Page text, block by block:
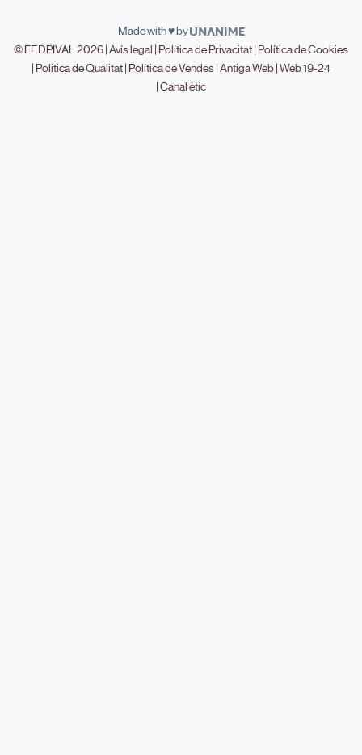
Made with ♥ by
© FEDPIVAL 2026 |Avís legal | Política de Privacitat| Política de Cookies
| Politica de Qualitat| Política de Vendes|Antiga Web|Web 19-24
|Canal ètic